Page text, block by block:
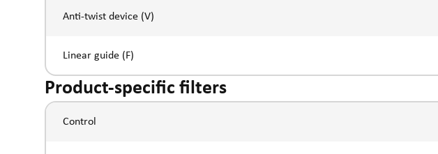
Anti-twist device (V)
Linear guide (F)
Product-specific filters
Control